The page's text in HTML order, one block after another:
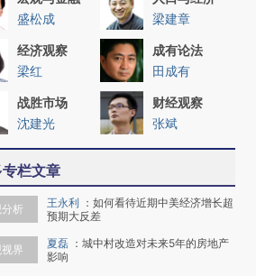
盛松成
梁建章
经济观察
梁红
成有论法
田成有
战胜市场
沈建光
财经观察
张斌
栏文章
析 王永利 ： 如何看待近期中美经济增长超
预期大反差
界 夏磊 ： 城中村改造对未来5年的房地产
影响